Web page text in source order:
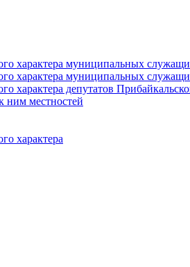
характера муниципальных
характера муниципальных
характера депутатов
ним местностей
характера